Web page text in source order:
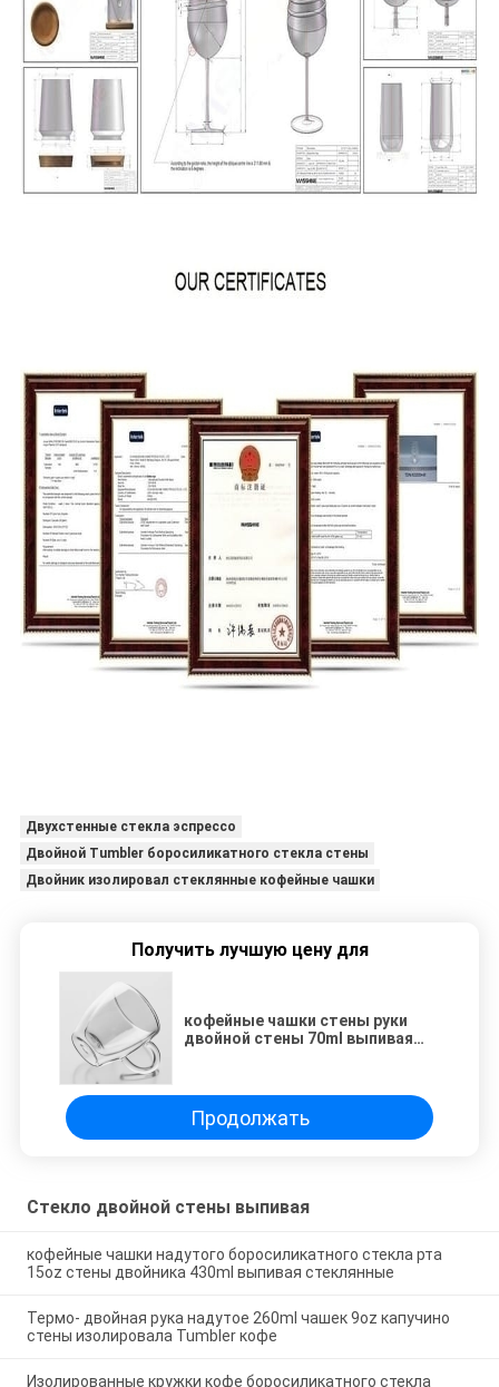
Двухстенные стекла эспрессо
Двойной Tumbler боросиликатного стекла стены
Двойник изолировал стеклянные кофейные чашки
Получить лучшую цену для
кофейные чашки стены руки
двойной стены 70ml выпивая
Продолжать
Стекло двойной стены выпивая
кофейные чашки надутого боросиликатного стекла рта
15oz стены двойника 430ml выпивая стеклянные
Термо- двойная рука надутое 260ml чашек 9oz капучино
стены изолировала Tumbler кофе
Изолированные кружки кофе боросиликатного стекла